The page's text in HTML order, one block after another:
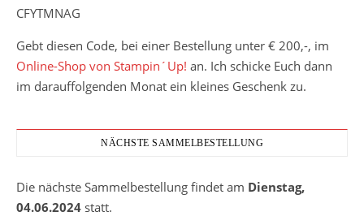
CFYTMNAG
Gebt diesen Code, bei einer Bestellung unter € 200,-, im
Online-Shop von Stampin´Up! an. Ich schicke Euch dann
im darauffolgenden Monat ein kleines Geschenk zu.
NÄCHSTE SAMMELBESTELLUNG
Die nächste Sammelbestellung findet am Dienstag,
04.06.2024 statt.